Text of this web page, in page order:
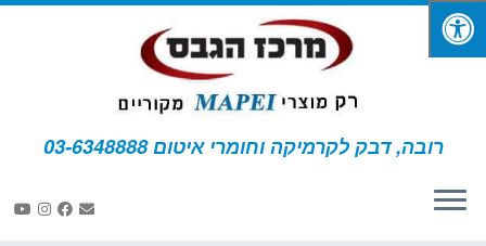
רובה, דבק לקרמיקה וחומרי איטום 03-6348888